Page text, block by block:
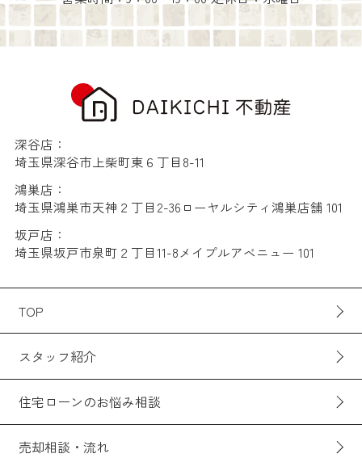
深谷店：
埼玉県深谷市上柴町東６丁目8-11
鴻巣店：
埼玉県鴻巣市天神２丁目2-36ローヤルシティ鴻巣店舗 101
坂戸店：
埼玉県坂戸市泉町２丁目11-8メイプルアベニュー 101
TOP
スタッフ紹介
住宅ローンのお悩み相談
売却相談・流れ